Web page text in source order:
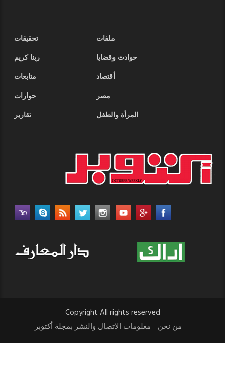
ملفات
تحقيقات
حوادث وقضايا
ربنا كريم
أقتصاد
متابعات
مصر
حوارات
المرأة والطفل
تقارير
Copyright All rights reserved
من نحن
معلومات الاتصال والنشر بمجلة أكتوبر